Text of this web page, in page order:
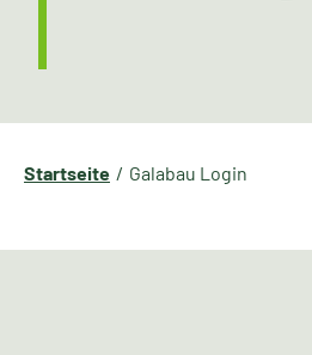
Startseite Galabau Login